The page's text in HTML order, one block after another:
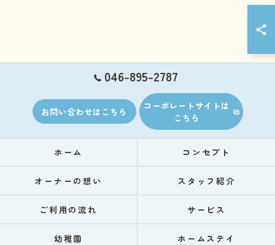
046-895-2787
お問い合わせはこちら
コーポレートサイトは
こちら
ホーム コンセプト
オーナーの想い スタッフ紹介
ご利用の流れ サービス
幼稚園 ホームステイ